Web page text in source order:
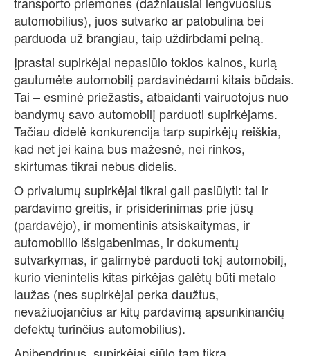
automobilius), juos sutvarko ar patobulina bei
parduoda už brangiau, taip uždirbdami pelną.
Įprastai supirkėjai nepasiūlo tokios kainos, kurią
gautumėte automobilį pardavinėdami kitais būdais.
Tai – esminė priežastis, atbaidanti vairuotojus nuo
bandymų savo automobilį parduoti supirkėjams.
Tačiau didelė konkurencija tarp supirkėjų reiškia,
kad net jei kaina bus mažesnė, nei rinkos,
skirtumas tikrai nebus didelis.
O privalumų supirkėjai tikrai gali pasiūlyti: tai ir
pardavimo greitis, ir prisiderinimas prie jūsų
(pardavėjo), ir momentinis atsiskaitymas, ir
automobilio išsigabenimas, ir dokumentų
sutvarkymas, ir galimybė parduoti tokį automobilį,
kurio vienintelis kitas pirkėjas galėtų būti metalo
laužas (nes supirkėjai perka daužtus,
nevažiuojančius ar kitų pardavimą apsunkinančių
defektų turinčius automobilius).